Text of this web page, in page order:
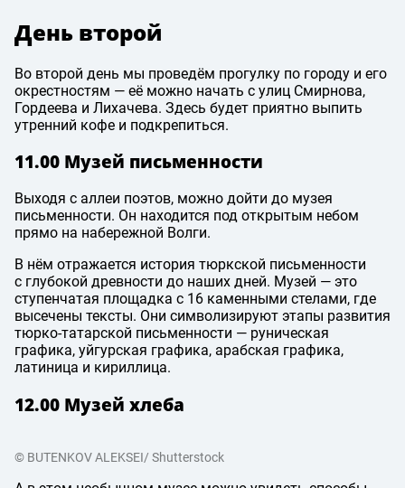
День второй
Во второй день мы проведём прогулку по городу и его
окрестностям — её можно начать с улиц Смирнова,
Гордеева и Лихачева. Здесь будет приятно выпить
утренний кофе и подкрепиться.
11.00 Музей письменности
Выходя с аллеи поэтов, можно дойти до музея
письменности. Он находится под открытым небом
прямо на набережной Волги.
В нём отражается история тюркской письменности
с глубокой древности до наших дней. Музей — это
ступенчатая площадка с 16 каменными стелами, где
высечены тексты. Они символизируют этапы развития
тюрко-татарской письменности — руническая
графика, уйгурская графика, арабская графика,
латиница и кириллица.
12.00 Музей хлеба
© BUTENKOV ALEKSEI/ Shutterstock